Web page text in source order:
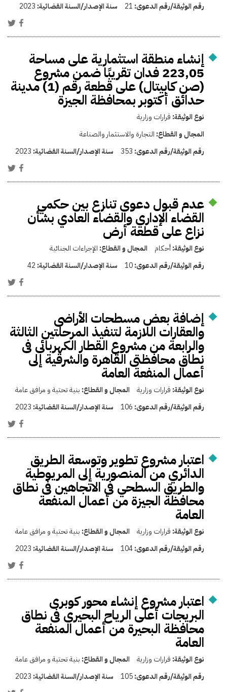
رقم الوثيقة/رقم الدعوى: 21 سنة الإصدار/السنة القضائية: 2023
إنشاء منطقة استثمارية على مساحة
223٫05 فدان تقريبًا ضمن مشروع
(صن كابيتال) على قطعة رقم (1) مدينة
حدائق أكتوبر بمحافظة الجيزة
نوع الوثيقة: قرارات وزارية
المجال و القطاع: التجارة والاستثمار والصناعة
رقم الوثيقة/رقم الدعوى: 353 سنة الإصدار/السنة القضائية: 2023
عدم قبول دعوى تنازع بين حكمي
القضاء الإداري والقضاء العادي بشأن
نزاع على قطعة أرض
نوع الوثيقة:أحكام المجال و القطاع: الإجراءات الجنائية
رقم الوثيقة/رقم الدعوى:10 سنة الإصدار/السنة القضائية: 42
إضافة بعض مسطحات الأراضى
والعقارات اللازمة لتنفيذ المرحلتين الثالثة
والرابعة من مشروع القطار الكهربائى فى
نطاق محافظتى القاهرة والشرقية إلى
أعمال المنفعة العامة
نوع الوثيقة: قرارات وزارية المجال و القطاع: بنية تحتية و مرافق عامة
رقم الوثيقة/رقم الدعوى: 106 سنة الإصدار/السنة القضائية: 2023
اعتبار مشروع تطوير وتوسعة الطريق
الدائري من المنصورية إلى المريوطية
والطريق السطحي فى الاتجاهين فى نطاق
محافظة الجيزة من أعمال المنفعة
العامة
نوع الوثيقة: قرارات وزارية المجال و القطاع: بنية تحتية و مرافق عامة
رقم الوثيقة/رقم الدعوى:104 سنة الإصدار/السنة القضائية: 2023
اعتبار مشروع إنشاء محور كوبرى
البريجات أعلى الرياح البحيرى فى نطاق
محافظة البحيرة من أعمال المنفعة
العامة
نوع الوثيقة: قرارات وزارية المجال و القطاع: بنية تحتية و مرافق عامة
رقم الوثيقة/رقم الدعوى:105 سنة الإصدار/السنة القضائية: 2023